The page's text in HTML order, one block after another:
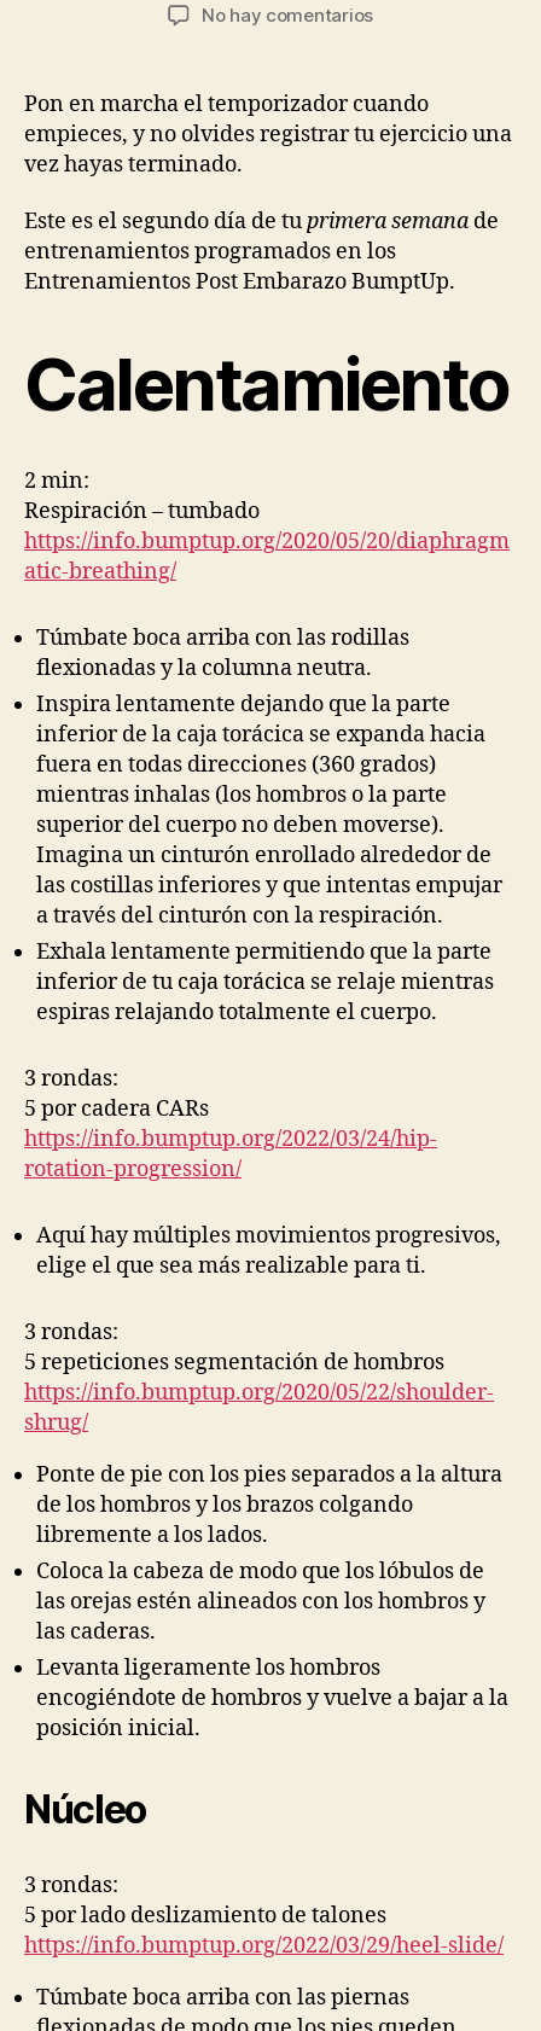
No hay comentariosen
Entrenamiento
Pon en marcha el temporizador cuando
empieces, y no olvides registrar tu ejercicio una
vez hayas terminado.
Este es el segundo día de tuprimera semana de
entrenamientos programados en los
Entrenamientos Post Embarazo BumptUp.
Calentamiento
2 min:
Respiración – tumbado
https://info.bumptup.org/2020/05/20/diaphragm
atic-breathing/
Túmbate boca arriba con las rodillas
flexionadas y la columna neutra.
Inspira lentamente dejando que la parte
inferior de la caja torácica se expanda hacia
fuera en todas direcciones (360 grados)
mientras inhalas (los hombros o la parte
superior del cuerpo no deben moverse).
Imagina un cinturón enrollado alrededor de
las costillas inferiores y que intentas empujar
a través del cinturón con la respiración.
Exhala lentamente permitiendo que la parte
inferior de tu caja torácica se relaje mientras
espiras relajando totalmente el cuerpo.
3 rondas:
5 por cadera CARs
https://info.bumptup.org/2022/03/24/hip-
rotation-progression/
Aquí hay múltiples movimientos progresivos,
elige el que sea más realizable para ti.
3 rondas:
5 repeticiones segmentación de hombros
https://info.bumptup.org/2020/05/22/shoulder-
shrug/
Ponte de pie con los pies separados a la altura
de los hombros y los brazos colgando
libremente a los lados.
Coloca la cabeza de modo que los lóbulos de
las orejas estén alineados con los hombros y
las caderas.
Levanta ligeramente los hombros
encogiéndote de hombros y vuelve a bajar a la
posición inicial.
Núcleo
3 rondas:
5 por lado deslizamiento de talones
https://info.bumptup.org/2022/03/29/heel-slide/
Túmbate boca arriba con las piernas